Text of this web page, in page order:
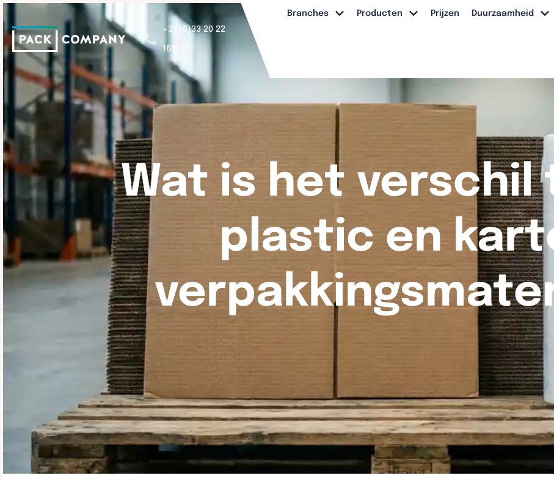
+31 (0)33 20 22
165
Branches Producten Prijzen Duurzaamheid
Wat is het verschil
plastic en